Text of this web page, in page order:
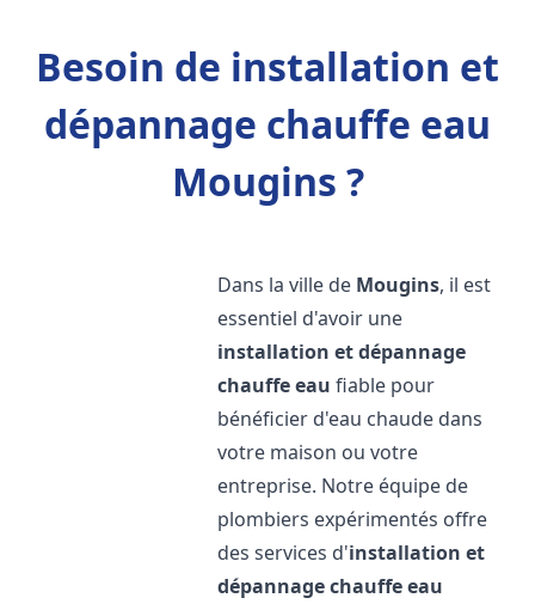
Besoin de installation et
dépannage chauffe eau
Mougins ?
Dans la ville de Mougins, il est
essentiel d'avoir une
installation et dépannage
chauffe eau fiable pour
bénéficier d'eau chaude dans
votre maison ou votre
entreprise. Notre équipe de
plombiers expérimentés offre
des services d'installation et
dépannage chauffe eau